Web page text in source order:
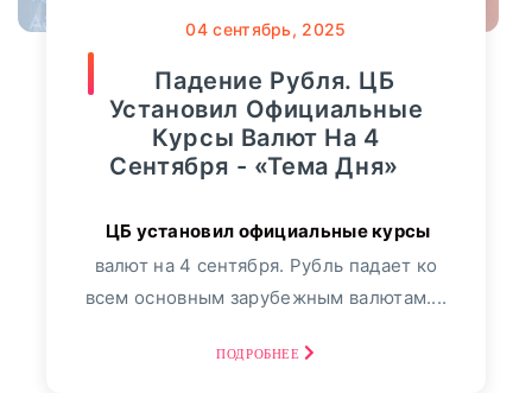
04 сентябрь, 2025
Падение Рубля. ЦБ
Установил Официальные
Курсы Валют На 4
Сентября - «Тема Дня»
валют на 4 сентября. Рубль падает ко
всем основным зарубежным валютам....
ПОДРОБНЕЕ